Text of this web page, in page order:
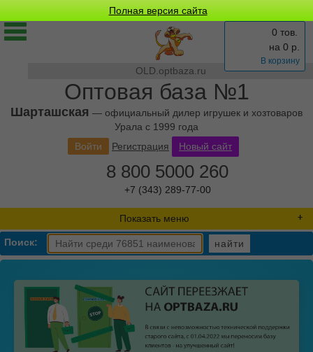
Полная версия сайта
OLD.optbaza.ru
Оптовая база №1
Шарташская — официальный дилер игрушек и хозтоваров
Урала с 1999 года
0 тов.
на 0 р.
В корзину
Войти Регистрация Новый сайт
8 800 5000 260
+7 (343) 289-77-00
Показать меню
Поиск: найти